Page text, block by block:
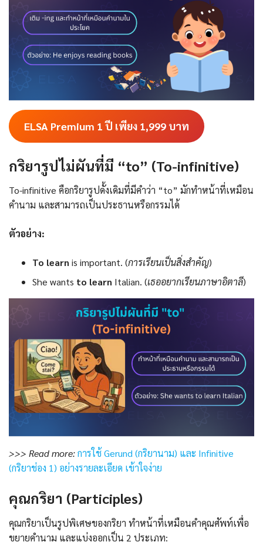
ELSA Premium 1 ปี เพียง 1,999 บาท
กริยารูปไม่ผันที่มี “to” (To-infinitive)
To-infinitive คือกริยารูปดั้งเดิมที่มีคำว่า “to” มักทำหน้าที่เหมือน
คำนาม และสามารถเป็นประธานหรือกรรมได้
ตัวอย่าง:
To learn is important. (การเรียนเป็นสิ่งสำคัญ)
She wants to learn Italian. (เธออยากเรียนภาษาอิตาลี)
>>> Read more:การใช้ Gerund (กริยานาม) และ Infinitive
(กริยาช่อง 1) อย่างรายละเอียด เข้าใจง่าย
คุณกริยา (Participles)
คุณกริยาเป็นรูปพิเศษของกริยา ทำหน้าที่เหมือนคำคุณศัพท์เพื่อ
ขยายคำนาม และแบ่งออกเป็น 2 ประเภท: